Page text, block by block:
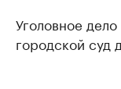
Уголовное
городской суд